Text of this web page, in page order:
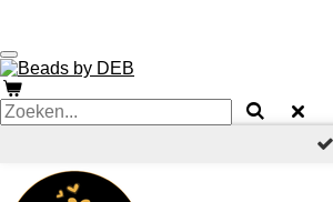
naar
de
hoofdinhoud